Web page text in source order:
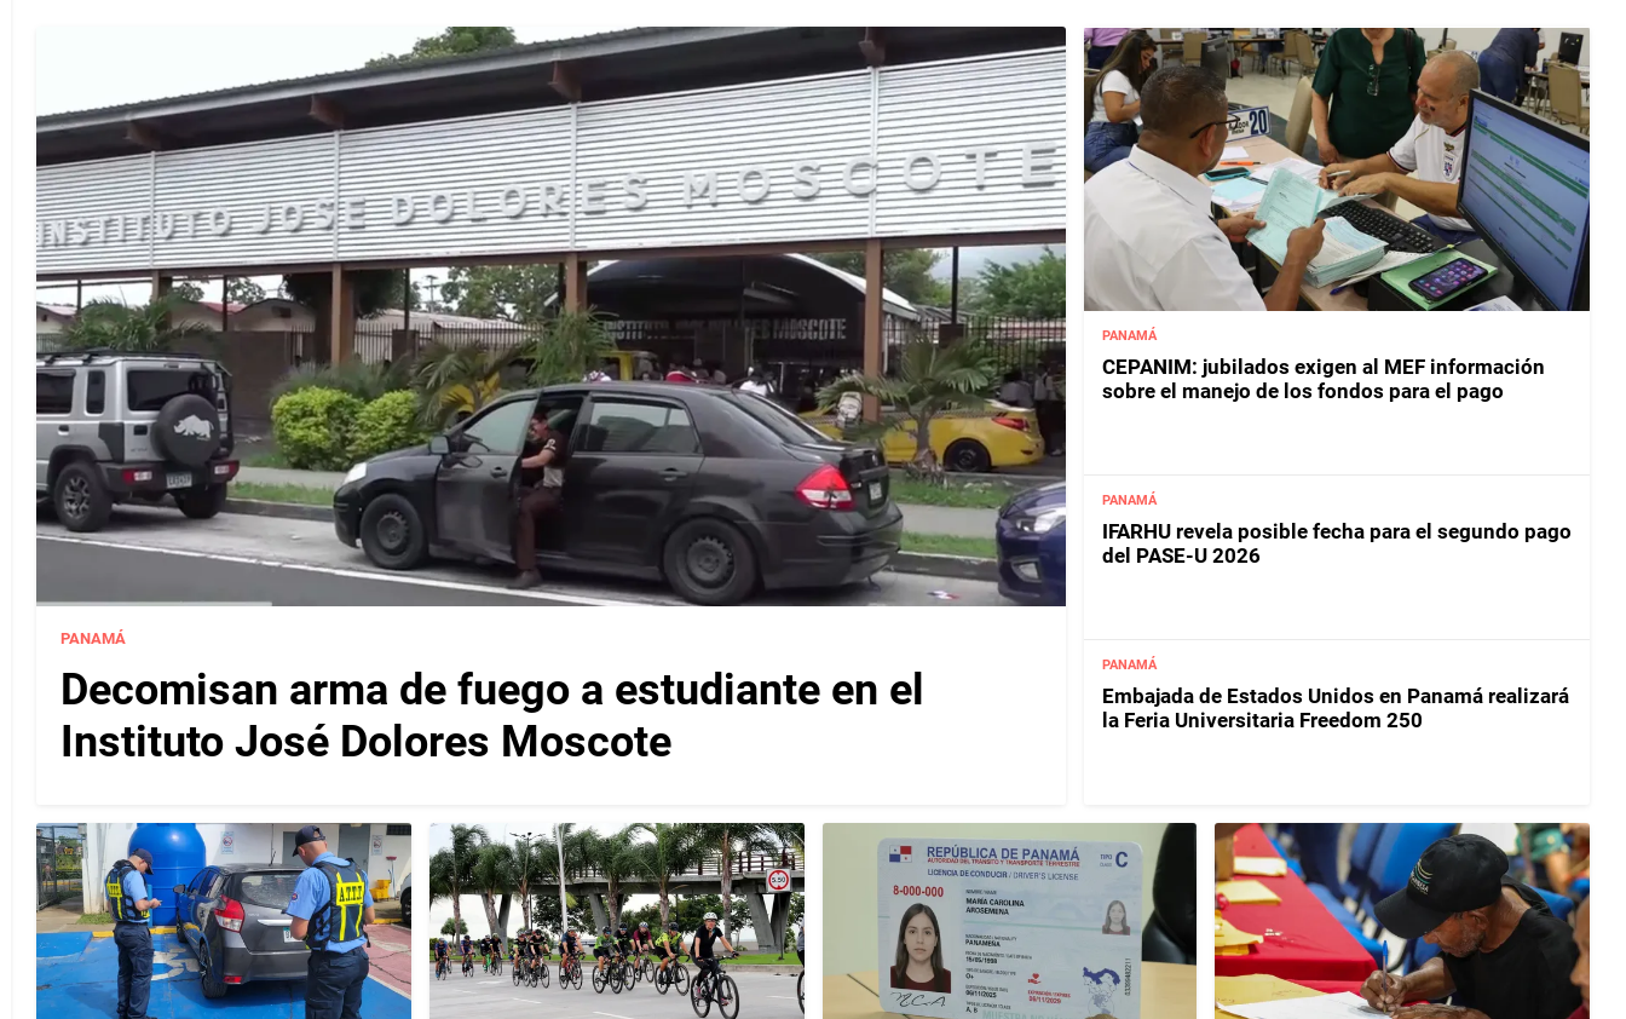
PANAMÁ
Decomisan arma de fuego a estudiante en el
Instituto José Dolores Moscote
PANAMÁ
CEPANIM: jubilados exigen al MEF información
sobre el manejo de los fondos para el pago
PANAMÁ
IFARHU revela posible fecha para el segundo pago
del PASE-U 2026
PANAMÁ
Embajada de Estados Unidos en Panamá realizará
la Feria Universitaria Freedom 250